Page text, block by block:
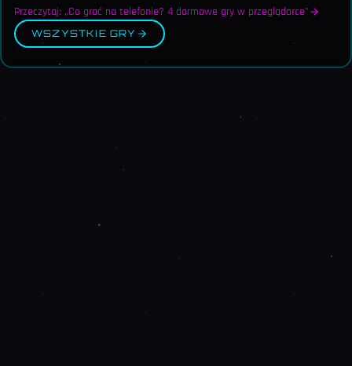
Przeczytaj: „Co grać na telefonie? 4 darmowe gry w przeglądarce"
WSZYSTKIE GRY